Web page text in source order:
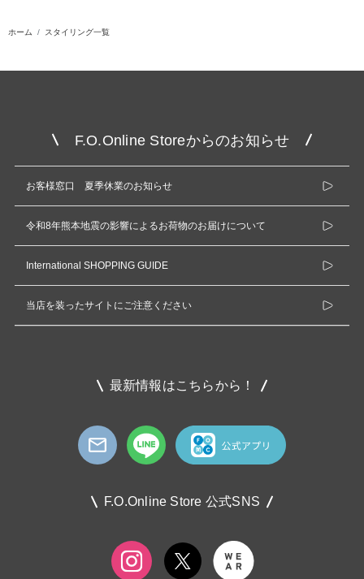
ホーム スタイリング一覧
F.O.Online Storeからのお知らせ
お客様窓口 夏季休業のお知らせ
令和8年熊本地震の影響によるお荷物のお届けについて
International SHOPPING GUIDE
当店を装ったサイトにご注意ください
最新情報はこちらから！
F.O.Online Store 公式SNS